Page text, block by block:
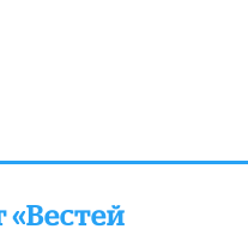
«Вестей